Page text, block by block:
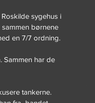
sygehus i
børnene
en 7/7 ordning.
Sammen har de
tankerne.